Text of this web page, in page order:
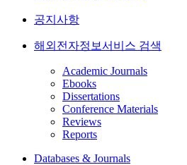
공지사항
해외전자정보서비스 검색
Academic Journals
Ebooks
Dissertations
Conference Materials
Reviews
Reports
Databases & Journals